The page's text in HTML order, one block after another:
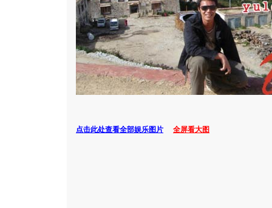
点击此处查看全部娱乐图片 全屏看大图